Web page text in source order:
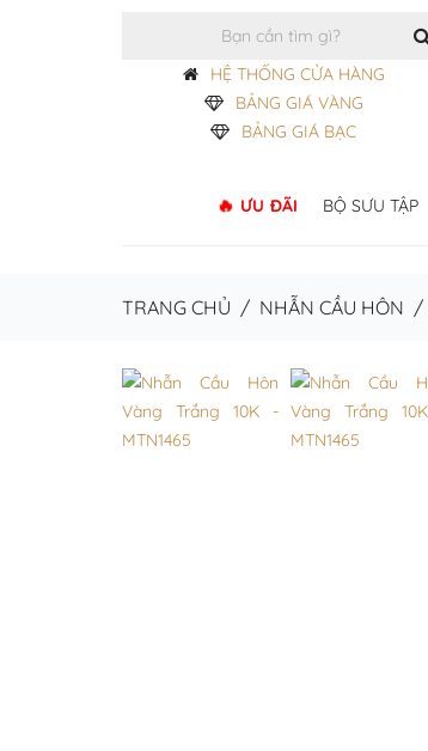
HỆ THỐNG CỬA HÀNG
BẢNG GIÁ VÀNG
BẢNG GIÁ BẠC
ƯU ĐÃI BỘ SƯU TẬP
TRANG CHỦ / NHẪN CẦU HÔN /